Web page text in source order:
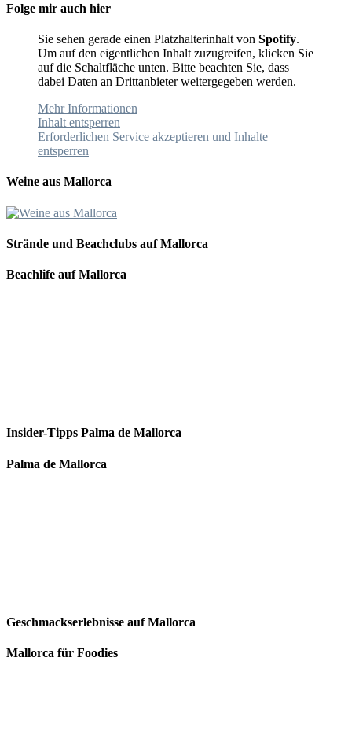
Folge mir auch hier
Sie sehen gerade einen Platzhalterinhalt von Spotify.
Um auf den eigentlichen Inhalt zuzugreifen, klicken Sie
auf die Schaltfläche unten. Bitte beachten Sie, dass
dabei Daten an Drittanbieter weitergegeben werden.
Mehr Informationen
Inhalt entsperren
Erforderlichen Service akzeptieren und Inhalte
entsperren
Weine aus Mallorca
Strände und Beachclubs auf Mallorca
Beachlife auf Mallorca
Insider-Tipps Palma de Mallorca
Palma de Mallorca
Geschmackserlebnisse auf Mallorca
Mallorca für Foodies